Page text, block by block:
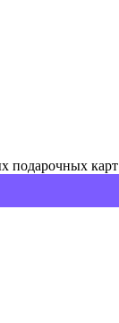
подарочных карт